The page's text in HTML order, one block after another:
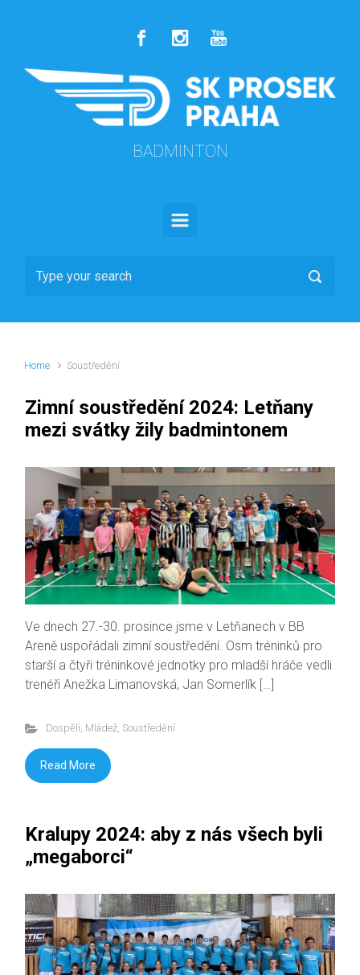
BADMINTON
Home Soustředění
Zimní soustředění 2024: Letňany
mezi svátky žily badmintonem
Ve dnech 27.-30. prosince jsme v Letňanech v BB
Areně uspořádali zimní soustředění. Osm tréninků pro
starší a čtyři tréninkové jednotky pro mladší hráče vedli
trenéři Anežka Limanovská, Jan Somerlík […]
Dospělí, Mládež, Soustředění
Read More
Kralupy 2024: aby z nás všech byli
„megaborci“